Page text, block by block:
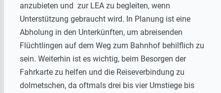
anzubieten und zur LEA zu begleiten, wenn
Unterstützung gebraucht wird. In Planung ist eine
Abholung in den Unterkünften, um abreisenden
Flüchtlingen auf dem Weg zum Bahnhof behilflich zu
sein. Weiterhin ist es wichtig, beim Besorgen der
Fahrkarte zu helfen und die Reiseverbindung zu
dolmetschen, da oftmals drei bis vier Umstiege bis